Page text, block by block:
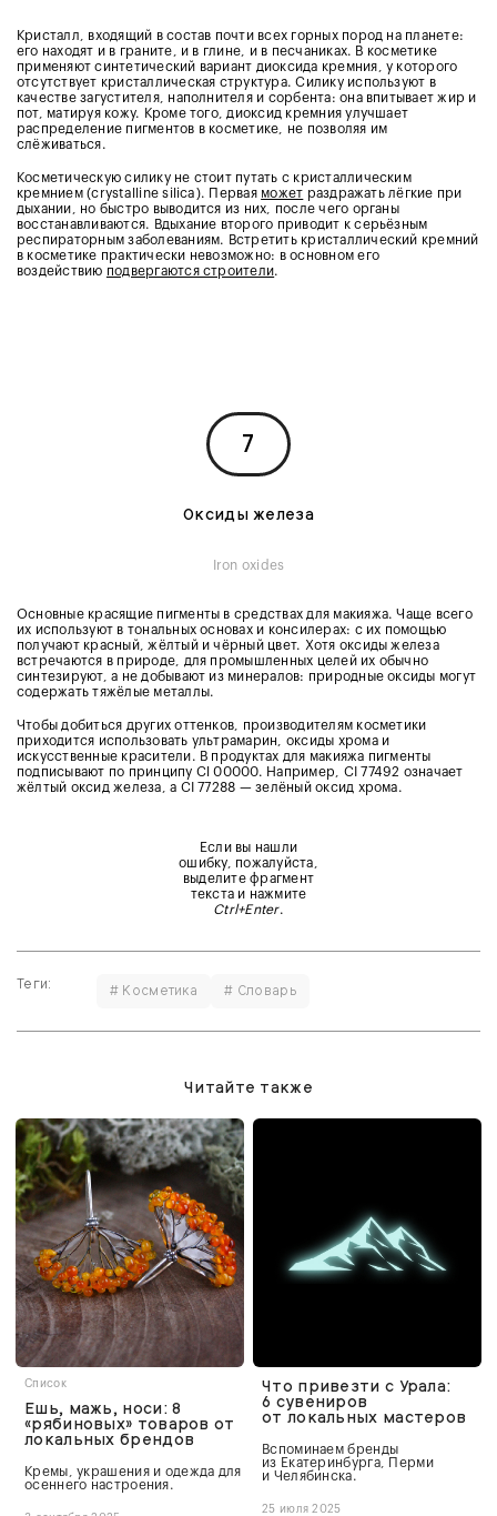
Кристалл, входящий в состав почти всех горных пород на планете:
его находят и в граните, и в глине, и в песчаниках. В косметике
применяют синтетический вариант диоксида кремния, у которого
отсутствует кристаллическая структура. Силику используют в
качестве загустителя, наполнителя и сорбента: она впитывает жир и
пот, матируя кожу. Кроме того, диоксид кремния улучшает
распределение пигментов в косметике, не позволяя им
слёживаться.
Косметическую силику не стоит путать с кристаллическим
кремнием (crystalline silica). Первая может раздражать лёгкие при
дыхании, но быстро выводится из них, после чего органы
восстанавливаются. Вдыхание второго приводит к серьёзным
респираторным заболеваниям. Встретить кристаллический кремний
в косметике практически невозможно: в основном его
воздействию подвергаются строители.
7
Оксиды железа
Iron oxides
Основные красящие пигменты в средствах для макияжа. Чаще всего
их используют в тональных основах и консилерах: с их помощью
получают красный, жёлтый и чёрный цвет. Хотя оксиды железа
встречаются в природе, для промышленных целей их обычно
синтезируют, а не добывают из минералов: природные оксиды могут
содержать тяжёлые металлы.
Чтобы добиться других оттенков, производителям косметики
приходится использовать ультрамарин, оксиды хрома и
искусственные красители. В продуктах для макияжа пигменты
подписывают по принципу Сl 00000. Например, CI 77492 означает
жёлтый оксид железа, а CI 77288 — зелёный оксид хрома.
Если вы нашли
ошибку, пожалуйста,
выделите фрагмент
текста и нажмите
Ctrl+Enter.
Теги: # Косметика # Словарь
Читайте также
Список
Ешь, мажь, носи: 8
«рябиновых» товаров от
локальных брендов
Кремы, украшения и одежда для
осеннего настроения.
Что привезти c Урала:
6 сувениров
от локальных мастеров
Вспоминаем бренды
из Екатеринбурга, Перми
и Челябинска.
25 июля 2025